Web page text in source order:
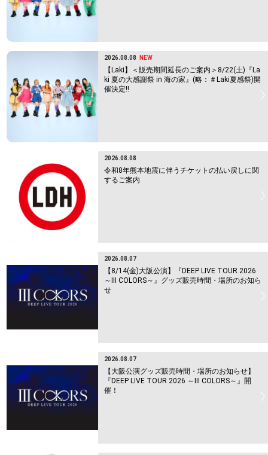
2026.08.08 NEW
【Laki】＜販売期間延長のご案内＞8/22(土)『La
ki 夏の大感謝祭 in 海の家』(略：＃Laki夏感祭)開
催決定!!
2026.08.08
令和8年熊本地震に伴うチケットの払い戻しに関
するご案内
2026.08.07
【8/14(金)大阪公演】『DEEP LIVE TOUR 2026
～Ⅲ COLORS～』グッズ販売時間・場所のお知ら
せ
2026.08.07
【大阪公演グッズ販売時間・場所のお知らせ】
『DEEP LIVE TOUR 2026 ～Ⅲ COLORS～』開
催！